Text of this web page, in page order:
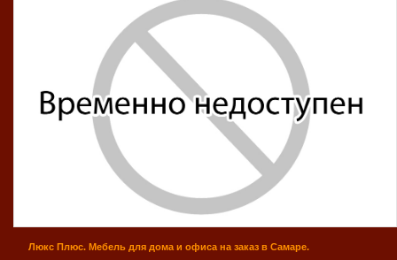
Люкс Плюс. Мебель для дома и офиса на заказ в Самаре.